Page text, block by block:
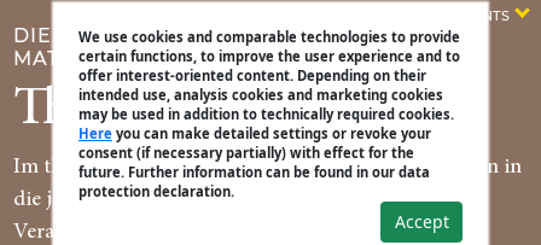
We use cookies and comparable technologies to provide
certain functions, to improve the user experience and to
offer interest-oriented content. Depending on their
intended use, analysis cookies and marketing cookies
may be used in addition to technically required cookies.
Hereyou can make detailed settings or revoke your
consent (if necessary partially) with effect for the
future. Further information can be found in our data
protection declaration.
Accept
DIE TAKTIKSCHULE BAND 4 - DER
MATTANGRIFF
Theorie
CONTENTS
Im theoretischen Kapitel soll es um die Einführungen in
die jeweiligen Grundlagen der Motive gehen.
Veranschaulicht werden diese durch einprägsame